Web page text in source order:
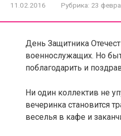
11.02.2016 Рубрика: 23
День Защитника
военнослужащих. Но
поблагодарить и
Ни один коллектив не
вечеринка становится
веселья в кафе и